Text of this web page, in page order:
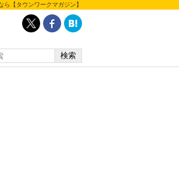
【タウンワークマガジン】